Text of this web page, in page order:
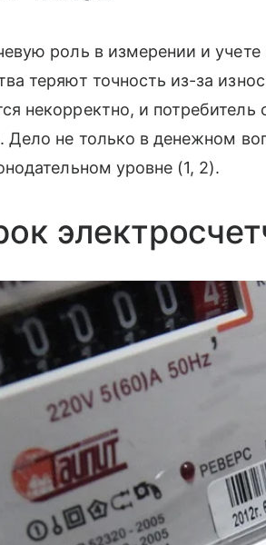
роль в измерении и учете
теряют точность из-за
некорректно, и потребитель
Дело не только в денежном
уровне (1, 2).